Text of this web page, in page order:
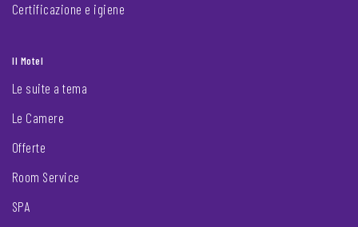
Certificazione e igiene
Il Motel
Le suite a tema
Le Camere
Offerte
Room Service
SPA